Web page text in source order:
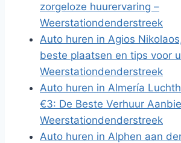
zorgeloze huurervaring –
Weerstationdenderstreek
Auto huren in Agios
beste plaatsen en tips voor
Weerstationdenderstreek
Auto huren in Almería
€3: De Beste Verhuur
Weerstationdenderstreek
Auto huren in Alphen aan